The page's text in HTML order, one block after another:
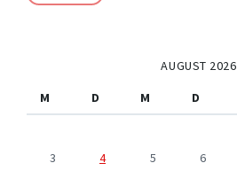
AUGUST 2026
M
D M D
3
4 5 6